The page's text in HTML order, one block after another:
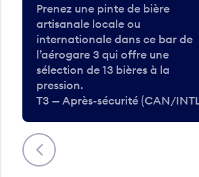
Précédent
Prenez une pinte de bière
artisanale locale ou
internationale dans ce bar de
l’aérogare 3 qui offre une
sélection de 13 bières à la
pression.
T3 — Après-sécurité (CAN/